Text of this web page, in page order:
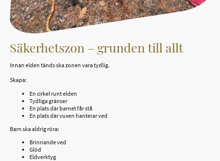
Säkerhetszon – grunden till allt
Innan elden tänds ska zonen vara tydlig.
Skapa:
En cirkel runt elden
Tydliga gränser
En plats där barnet får stå
En plats där vuxen hanterar ved
Barn ska aldrig röra:
Brinnande ved
Glöd
Eldverktyg